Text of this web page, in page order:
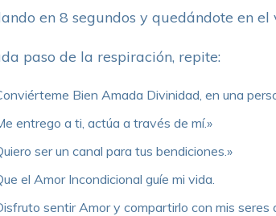
en 8 segundos y quedándote en el
paso de la respiración, repite:
Bien Amada Divinidad, en una
entrego a ti, actúa a través de mí.»
ser un canal para tus bendiciones.»
el Amor Incondicional guíe mi vida.
sentir Amor y compartirlo con mis seres